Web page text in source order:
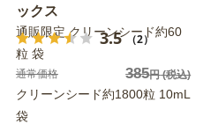
ックス
3.5 （2）
通販限定 クリーンシード約60
粒 袋
通常価格 385円(税込)
クリーンシード約1800粒 10mL
袋